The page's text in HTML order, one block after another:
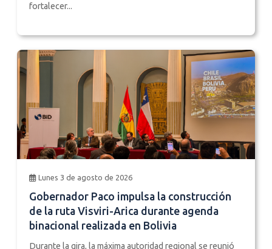
fortalecer...
Lunes 3 de agosto de 2026
Gobernador Paco impulsa la construcción
de la ruta Visviri-Arica durante agenda
binacional realizada en Bolivia
Durante la gira, la máxima autoridad regional se reunió